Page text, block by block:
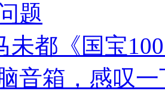
题
未都《国宝
音箱，感叹